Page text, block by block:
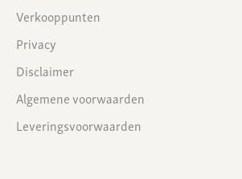
Verkooppunten
Privacy
Disclaimer
Algemene voorwaarden
Leveringsvoorwaarden